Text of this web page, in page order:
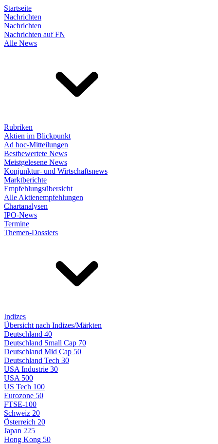
Startseite
Nachrichten
Nachrichten
Nachrichten auf FN
Alle News
Rubriken
Aktien im Blickpunkt
Ad hoc-Mitteilungen
Bestbewertete News
Meistgelesene News
Konjunktur- und Wirtschaftsnews
Marktberichte
Empfehlungsübersicht
Alle Aktienempfehlungen
Chartanalysen
IPO-News
Termine
Themen-Dossiers
Indizes
Übersicht nach Indizes/Märkten
Deutschland 40
Deutschland Small Cap 70
Deutschland Mid Cap 50
Deutschland Tech 30
USA Industrie 30
USA 500
US Tech 100
Eurozone 50
FTSE-100
Schweiz 20
Österreich 20
Japan 225
Hong Kong 50